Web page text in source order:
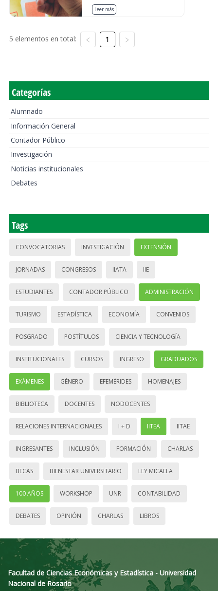
Leer más
5 elementos en total: 1
Categorías
Alumnado
Información General
Contador Público
Investigación
Noticias institucionales
Debates
Tags
CONVOCATORIAS INVESTIGACIÓN EXTENSIÓN
JORNADAS CONGRESOS IIATA IIE
ESTUDIANTES CONTADOR PÚBLICO ADMINISTRACIÓN
TURISMO ESTADÍSTICA ECONOMÍA CONVENIOS
POSGRADO POSTÍTULOS CIENCIA Y TECNOLOGÍA
INSTITUCIONALES CURSOS INGRESO GRADUADOS
EXÁMENES GÉNERO EFEMÉRIDES HOMENAJES
BIBLIOTECA DOCENTES NODOCENTES
RELACIONES INTERNACIONALES I + D IITEA IITAE
INGRESANTES INCLUSIÓN FORMACIÓN CHARLAS
BECAS BIENESTAR UNIVERSITARIO LEY MICAELA
100 AÑOS WORKSHOP UNR CONTABILIDAD
DEBATES OPINIÓN CHARLAS LIBROS
Facultad de Ciencias Económicas y Estadística - Universidad
Nacional de Rosario